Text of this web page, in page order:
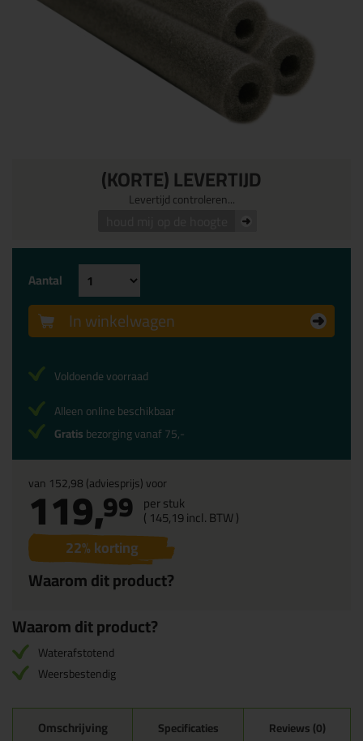
(KORTE) LEVERTIJD
Levertijd controleren...
van 152,98(adviesprijs) voor
119,99 per stuk
( 145,19incl. BTW )
22% korting
Waarom dit product?
Aantal
In winkelwagen
Voldoende voorraad
Alleen online beschikbaar
Gratisbezorging vanaf 75,-
Waarom dit product?
Waterafstotend
Weersbestendig
Omschrijving Specificaties Reviews (0)